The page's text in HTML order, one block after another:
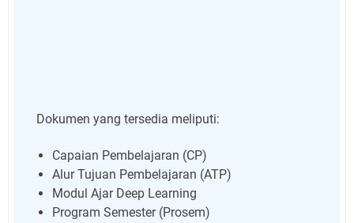
Dokumen yang tersedia meliputi:
Capaian Pembelajaran (CP)
Alur Tujuan Pembelajaran (ATP)
Modul Ajar Deep Learning
Program Semester (Prosem)